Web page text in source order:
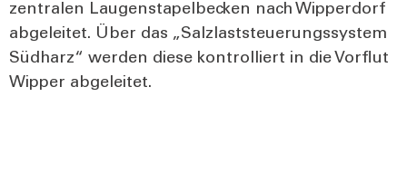
zen­tra­len Lau­gen­sta­pel­be­cken nach Wip­per­dorf
abge­lei­tet. Über das „Salz­last­steue­rungs­sys­tem
Süd­harz“ wer­den die­se kon­trol­liert in die Vor­flut
Wip­per abge­lei­tet.